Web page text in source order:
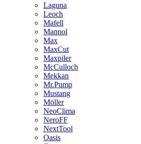
Laguna
Leoch
Mafell
Mannol
Max
MaxCut
Maxpiler
McCulloch
Mekkan
Mr.Pump
Mustang
Möller
NeoClima
NeroFF
NextTool
Oasis